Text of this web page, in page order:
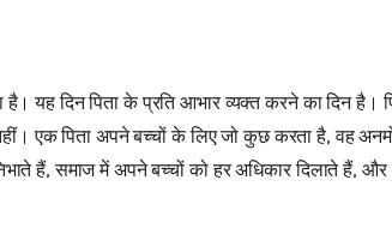
यह दिन पिता के प्रति आभार व्यक्त करने का दिन है।
एक पिता अपने बच्चों के लिए जो कुछ करता है, वह
हैं, समाज में अपने बच्चों को हर अधिकार दिलाते हैं, और